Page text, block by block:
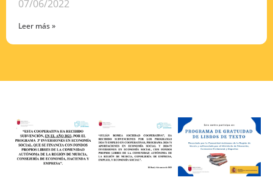
07/06/2022
Leer más »